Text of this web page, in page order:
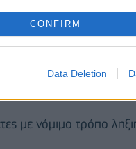
CONFIRM
Data Deletion
με νόμιμο τρόπο